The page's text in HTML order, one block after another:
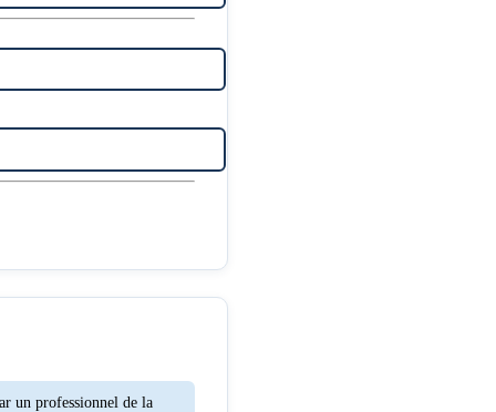
un professionnel de la